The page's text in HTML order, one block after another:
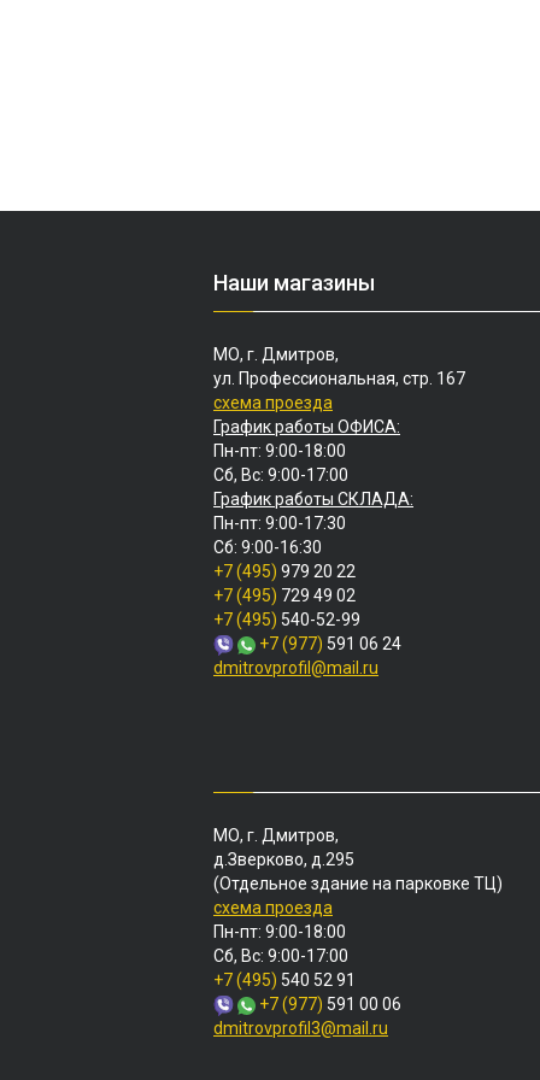
Наши магазины
МО, г. Дмитров,
ул. Профессиональная, стр. 167
схема проезда
График работы ОФИСА:
Пн-пт: 9:00-18:00
Сб, Вс: 9:00-17:00
График работы СКЛАДА:
Пн-пт: 9:00-17:30
Сб: 9:00-16:30
+7 (495) 979 20 22
+7 (495) 729 49 02
+7 (495) 540-52-99
+7 (977) 591 06 24
dmitrovprofil@mail.ru
МО, г. Дмитров,
д.Зверково, д.295
(Отдельное здание на парковке ТЦ)
схема проезда
Пн-пт: 9:00-18:00
Сб, Вс: 9:00-17:00
+7 (495) 540 52 91
+7 (977) 591 00 06
dmitrovprofil3@mail.ru